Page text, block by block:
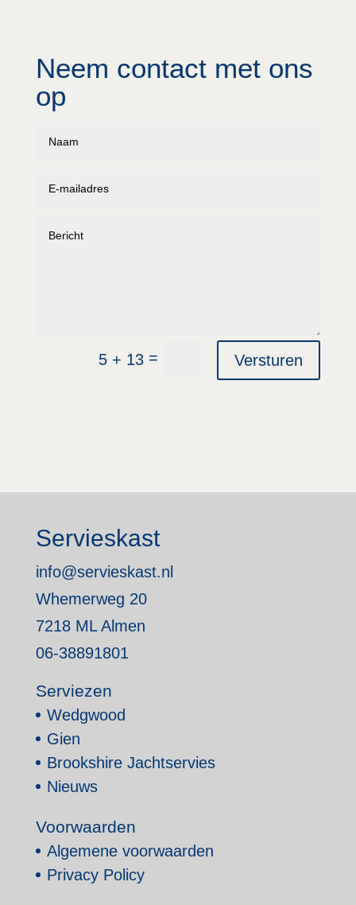
Neem contact met ons
op
5 + 13 = Versturen
Servieskast
info@servieskast.nl
Whemerweg 20
7218 ML Almen
06-38891801
Serviezen
Wedgwood
Gien
Brookshire Jachtservies
Nieuws
Voorwaarden
Algemene voorwaarden
Privacy Policy